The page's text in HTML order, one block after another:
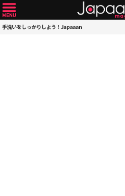
手洗いをしっかりしよう！Japaaan